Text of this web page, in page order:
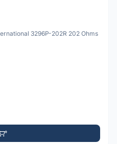
3296P-202R 202 Ohms